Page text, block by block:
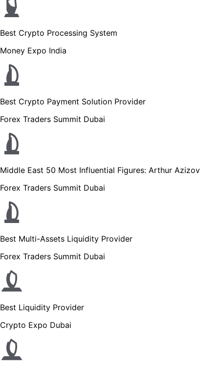
Best Crypto Processing System
Money Expo India
Best Crypto Payment Solution Provider
Forex Traders Summit Dubai
Middle East 50 Most Influential Figures: Arthur Azizov
Forex Traders Summit Dubai
Best Multi-Assets Liquidity Provider
Forex Traders Summit Dubai
Best Liquidity Provider
Crypto Expo Dubai